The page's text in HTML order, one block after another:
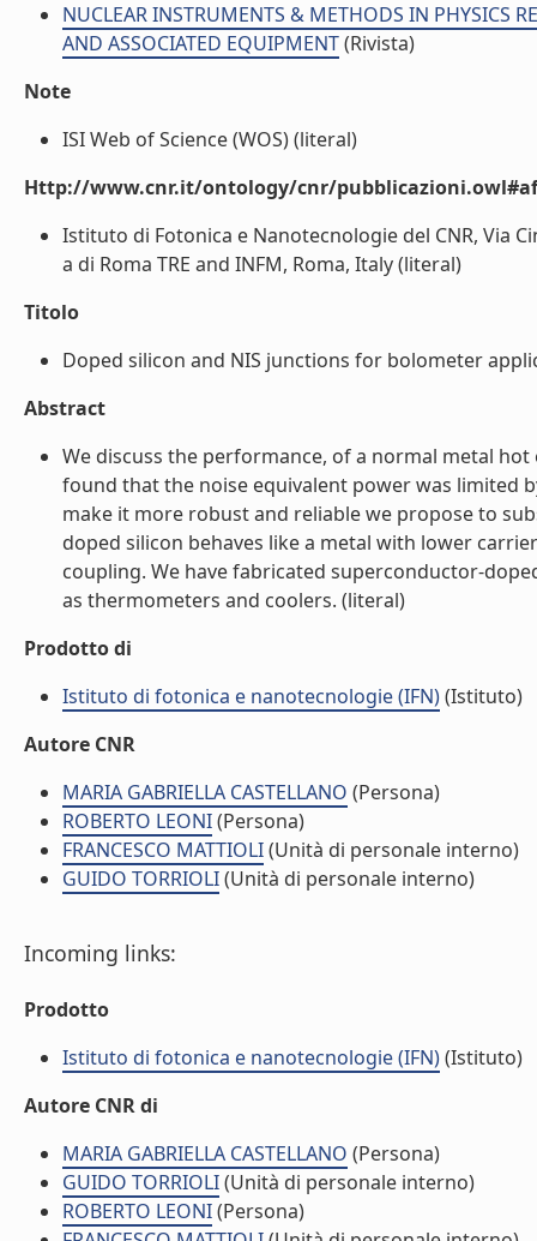
NUCLEAR INSTRUMENTS & METHODS IN PHYSICS
AND ASSOCIATED EQUIPMENT(Rivista)
Note
ISI Web of Science (WOS) (literal)
Http://www.cnr.it/ontology/cnr/
Istituto di Fotonica e Nanotecnologie del CNR, Via
a di Roma TRE and INFM, Roma, Italy (literal)
Titolo
Doped silicon and NIS junctions for bolometer
Abstract
We discuss the performance, of a normal metal
found that the noise equivalent power was limited
make it more robust and reliable we propose to
doped silicon behaves like a metal with lower
coupling. We have fabricated superconductor-
as thermometers and coolers. (literal)
Prodotto di
Istituto di fotonica e nanotecnologie (IFN)(Istituto)
Autore CNR
MARIA GABRIELLA CASTELLANO (Persona)
ROBERTO LEONI(Persona)
FRANCESCO MATTIOLI(Unità di personale interno)
GUIDO TORRIOLI(Unità di personale interno)
Incoming links:
Prodotto
Istituto di fotonica e nanotecnologie (IFN)(Istituto)
Autore CNR di
MARIA GABRIELLA CASTELLANO (Persona)
GUIDO TORRIOLI(Unità di personale interno)
ROBERTO LEONI(Persona)